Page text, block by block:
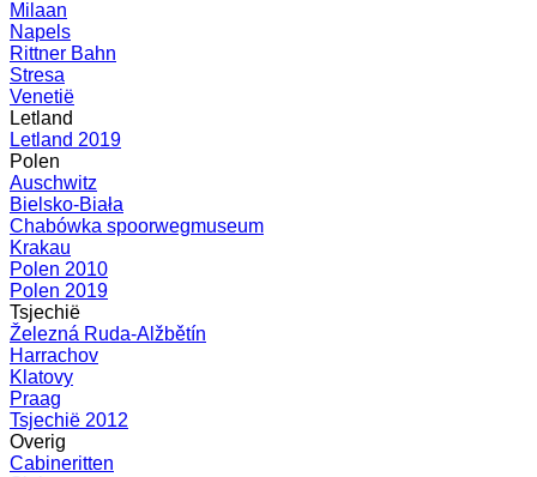
Milaan
Napels
Rittner Bahn
Stresa
Venetië
Letland
Letland 2019
Polen
Auschwitz
Bielsko-Biała
Chabówka spoorwegmuseum
Krakau
Polen 2010
Polen 2019
Tsjechië
Železná Ruda-Alžbětín
Harrachov
Klatovy
Praag
Tsjechië 2012
Overig
Cabineritten